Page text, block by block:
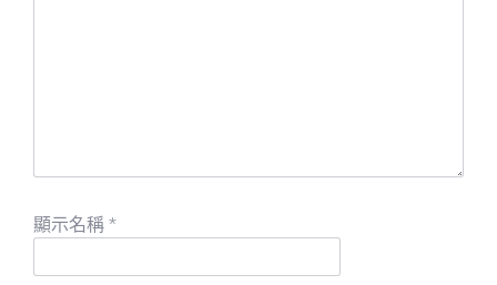
顯示名稱 *